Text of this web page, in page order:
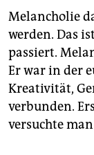
Melancholie
werden. Das
passiert.
Er war in der
Kreativität,
verbunden.
versuchte